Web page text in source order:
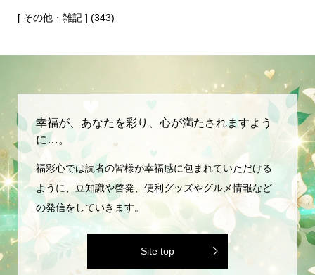
[ その他・雑記 ] (343)
幸福が、あなたを彩り、心が満たされますよう
に…。
福彩心では読者の皆様が幸福感に包まれていただける
ように、豆知識や啓発、便利グッズやグルメ情報など
の発信をしていきます。
Site top